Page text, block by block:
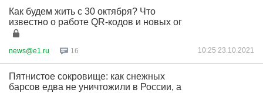
Как будем жить с 30 октября? Что
известно о работе QR-кодов и новых ог
news@e1.ru 16 10:25 23.10.2021
Пятнистое сокровище: как снежных
барсов едва не уничтожили в России, а